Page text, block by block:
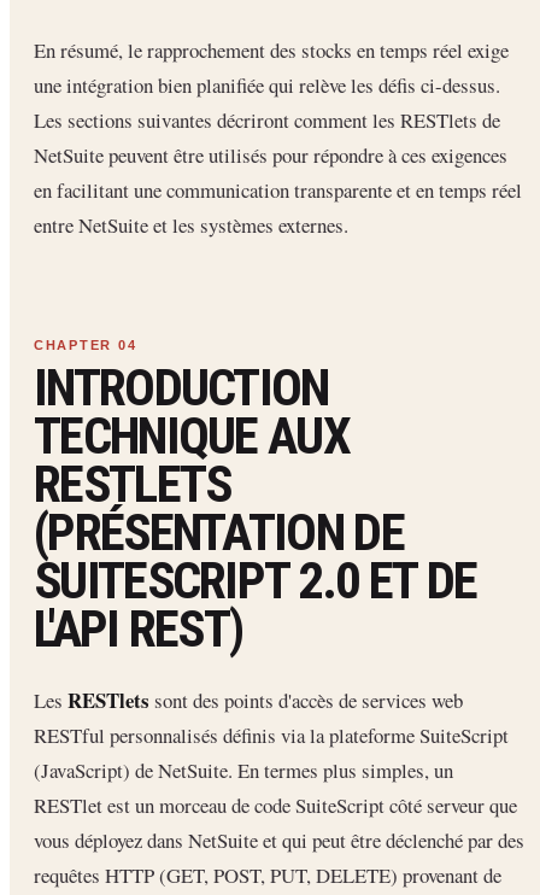
En résumé, le rapprochement des stocks en temps réel exige
une intégration bien planifiée qui relève les défis ci-dessus.
Les sections suivantes décriront comment les RESTlets de
NetSuite peuvent être utilisés pour répondre à ces exigences
en facilitant une communication transparente et en temps réel
entre NetSuite et les systèmes externes.
INTRODUCTION
TECHNIQUE AUX
RESTLETS
(PRÉSENTATION DE
SUITESCRIPT 2.0 ET DE
L'API REST)
Les RESTlets sont des points d'accès de services web
RESTful personnalisés définis via la plateforme SuiteScript
(JavaScript) de NetSuite. En termes plus simples, un
RESTlet est un morceau de code SuiteScript côté serveur que
vous déployez dans NetSuite et qui peut être déclenché par des
requêtes HTTP (GET, POST, PUT, DELETE) provenant de